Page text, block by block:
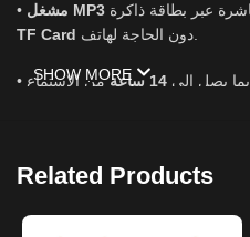
•
عبر بطاقة ذاكرة
TF Card
دون الحاجة لهاتف.
• يصل إلى 14 ساعة
من الاستماع
• الهاتفية بوضوح تام وبخاصية
SHOW MORE
Related Products